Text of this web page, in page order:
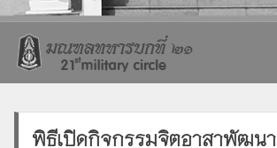
พิธีเปิดกิจกรรมจิตอาสาพัฒนา